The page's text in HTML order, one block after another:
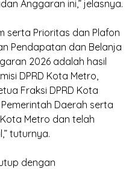
Anggaran ini,” jelasnya.
serta Prioritas dan Plafon
Pendapatan dan Belanja
2026 adalah hasil
DPRD Kota Metro,
Fraksi DPRD Kota
Daerah serta
Metro dan telah
tuturnya.
dengan